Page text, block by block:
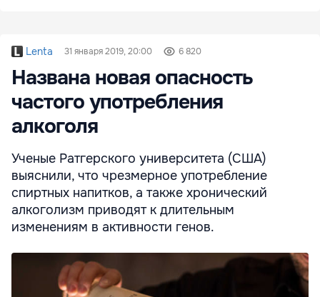
Lenta 31 января 2019, 20:00 6 820
Названа новая опасность
частого употребления
алкоголя
Ученые Ратгерского университета (США)
выяснили, что чрезмерное употребление
спиртных напитков, а также хронический
алкоголизм приводят к длительным
изменениям в активности генов.